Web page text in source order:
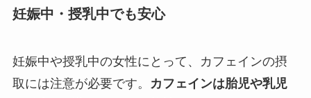
妊娠中・授乳中でも安心
妊娠中や授乳中の女性にとって、カフェインの摂
取には注意が必要です。
カフェインは胎児や乳児